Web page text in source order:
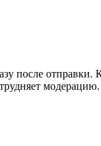
после
модерацию.